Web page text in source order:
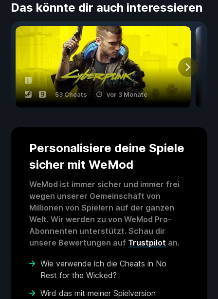
Das könnte dir auch interessieren
53 Cheats vor 3 Monate
Personalisiere deine Spiele
sicher mit WeMod
WeMod ist immer sicher und immer frei
wegen unserer Gemeinschaft von
Millionen von Spielern auf der ganzen
Welt. Wir werden zu von WeMod Pro-
Abonnenten unterstützt. Schau dir
unsere Bewertungen auf Trustpilot an.
Wie verwende ich die Cheats in No
Rest for the Wicked?
Wird das mit meiner Spielversion